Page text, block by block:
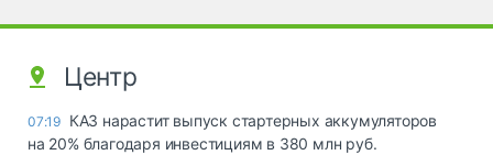
Центр
07:19 КАЗ нарастит выпуск стартерных аккумуляторов
на 20% благодаря инвестициям в 380 млн руб.